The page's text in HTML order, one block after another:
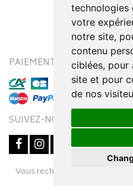
technologies
votre
notre site,
contenu
ciblées, pour
site et pour
de nos
PAIEMENT SÉCURISÉ
SUIVEZ-NOUS SUR
Vous recherchez un